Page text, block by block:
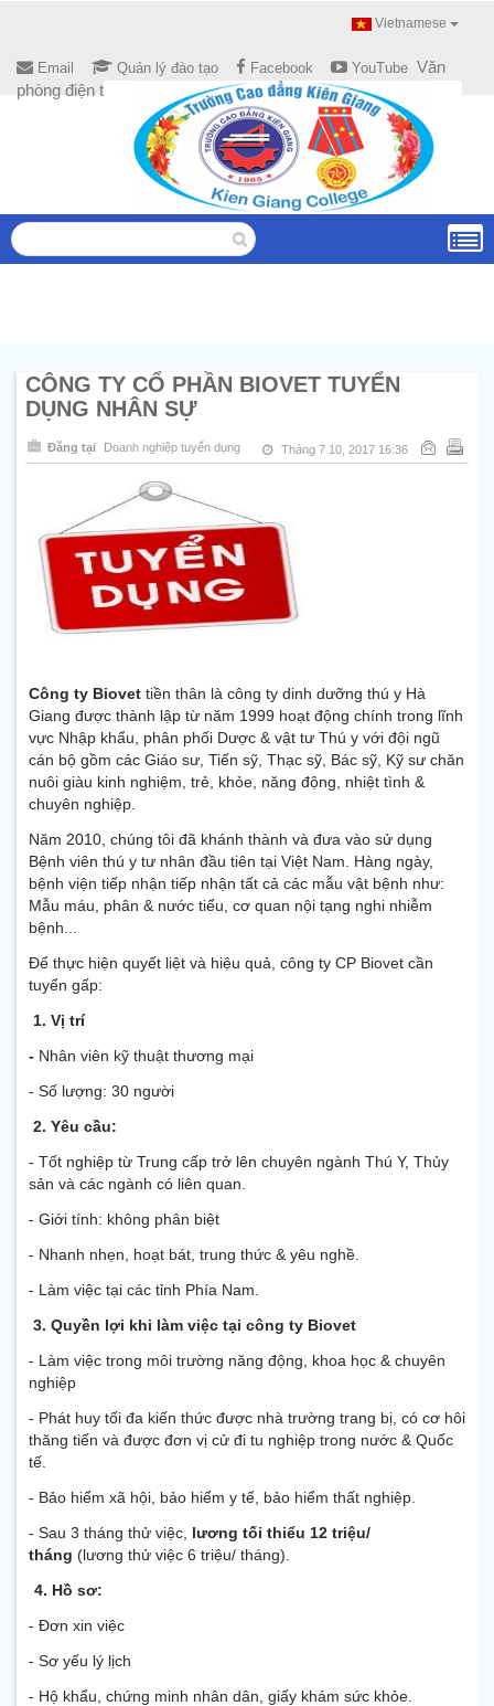
Vietnamese
Email Quản lý đào tạo Facebook YouTube Văn
phòng điện tử
CÔNG TY CỔ PHẦN BIOVET TUYỂN
DỤNG NHÂN SỰ
Đăng tại Doanh nghiệp tuyển dụng Tháng 7 10, 2017 16:36
Công ty Biovet tiền thân là công ty dinh dưỡng thú y Hà
Giang được thành lập từ năm 1999 hoạt động chính trong lĩnh
vực Nhập khẩu, phân phối Dược & vật tư Thú y với đội ngũ
cán bộ gồm các Giáo sư, Tiến sỹ, Thạc sỹ, Bác sỹ, Kỹ sư chăn
nuôi giàu kinh nghiệm, trẻ, khỏe, năng động, nhiệt tình &
chuyên nghiệp.
Năm 2010, chúng tôi đã khánh thành và đưa vào sử dụng
Bệnh viên thú y tư nhân đầu tiên tại Việt Nam. Hàng ngày,
bệnh viện tiếp nhận tiếp nhận tất cả các mẫu vật bệnh như:
Mẫu máu, phân & nước tiểu, cơ quan nội tạng nghi nhiễm
bệnh...
Để thực hiện quyết liệt và hiệu quả, công ty CP Biovet cần
tuyển gấp:
1. Vị trí
- Nhân viên kỹ thuật thương mại
- Số lượng: 30 người
2. Yêu cầu:
- Tốt nghiệp từ Trung cấp trở lên chuyên ngành Thú Y, Thủy
sản và các ngành có liên quan.
- Giới tính: không phân biệt
- Nhanh nhẹn, hoạt bát, trung thức & yêu nghề.
- Làm việc tại các tỉnh Phía Nam.
3. Quyền lợi khi làm việc tại công ty Biovet
- Làm việc trong môi trường năng động, khoa học & chuyên
nghiệp
- Phát huy tối đa kiến thức được nhà trường trang bị, có cơ hôi
thăng tiến và được đơn vị cử đi tu nghiệp trong nước & Quốc
tế.
- Bảo hiểm xã hội, bảo hiểm y tế, bảo hiểm thất nghiệp.
- Sau 3 tháng thử việc, lương tối thiểu 12 triệu/
tháng (lương thử việc 6 triệu/ tháng).
4. Hồ sơ:
- Đơn xin việc
- Sơ yếu lý lịch
- Hộ khẩu, chứng minh nhân dân, giấy khám sức khỏe.